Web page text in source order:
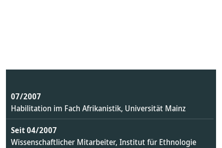
07/2007
Habilitation im Fach Afrikanistik, Universität Mainz
Seit 04/2007
Wissenschaftlicher Mitarbeiter, Institut für Ethnologie